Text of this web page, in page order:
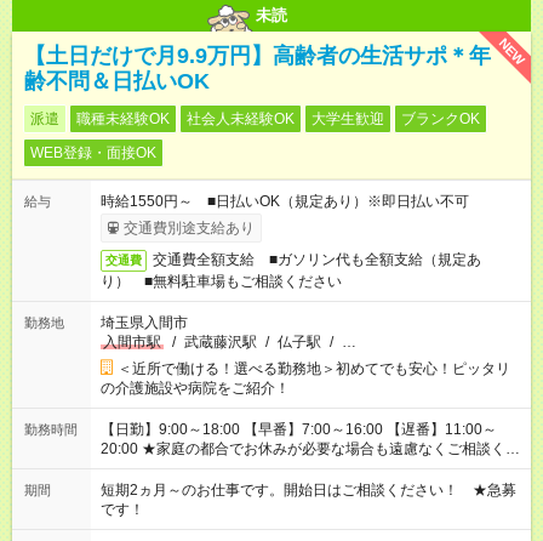
未読
NEW
【土日だけで月9.9万円】高齢者の生活サポ＊年
齢不問＆日払いOK
派遣 職種未経験OK 社会人未経験OK 大学生歓迎
ブランクOK
WEB登録・面接OK
給与
時給1550円～ ■日払いOK（規定あり）※即日払い不可
交通費別途支給あり
交通費
交通費全額支給 ■ガソリン代も全額支給（規定あ
り） ■無料駐車場もご相談ください
勤務地
埼玉県入間市
入間市駅
/ 武蔵藤沢駅 / 仏子駅 / …
＜近所で働ける！選べる勤務地＞初めてでも安心！ピッタリ
の介護施設や病院をご紹介！
勤務時間
【日勤】9:00～18:00 【早番】7:00～16:00 【遅番】11:00～
20:00 ★家庭の都合でお休みが必要な場合も遠慮なくご相談くだ
さい。
期間
短期2ヵ月～のお仕事です。開始日はご相談ください！ ★急募
です！